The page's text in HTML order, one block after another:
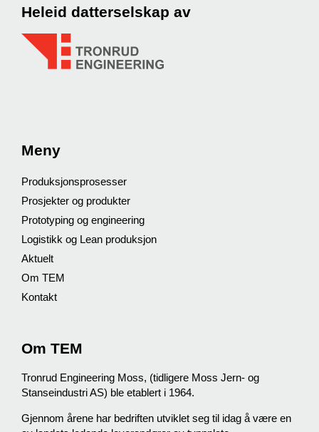
Heleid datterselskap av
Meny
Produksjonsprosesser
Prosjekter og produkter
Prototyping og engineering
Logistikk og Lean produksjon
Aktuelt
Om TEM
Kontakt
Om TEM
Tronrud Engineering Moss, (tidligere Moss Jern- og
Stanseindustri AS) ble etablert i 1964.
Gjennom årene har bedriften utviklet seg til idag å være en